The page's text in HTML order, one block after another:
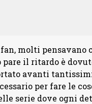
molti pensavano
pare il ritardo è
avanti
per fare le
serie dove ogni